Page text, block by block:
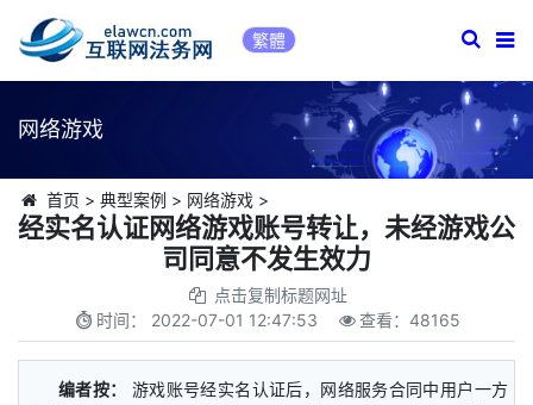
繁體
网络游戏
首页 > 典型案例 > 网络游戏>
经实名认证网络游戏账号转让，未经游戏公
司同意不发生效力
点击复制标题网址
时间： 2022-07-01 12:47:53 查看：48165
编者按：
游戏账号经实名认证后，网络服务合同中用户一方